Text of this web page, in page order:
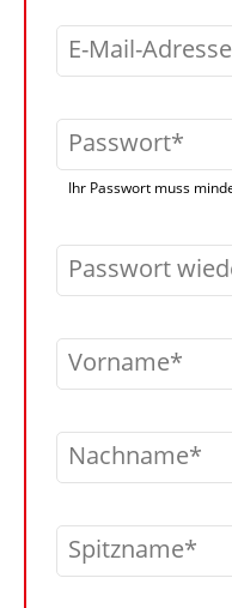
E-Mail-Adresse
Passwort
Ihr Passwort muss
Passwort
Vorname
Nachname
Spitzname